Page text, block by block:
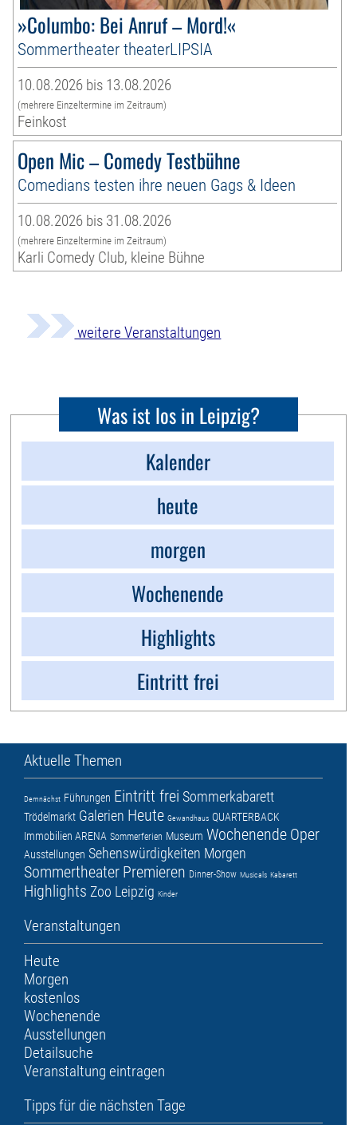
»Columbo: Bei Anruf – Mord!«
Sommertheater theaterLIPSIA
10.08.2026 bis 13.08.2026
(mehrere Einzeltermine im Zeitraum)
Feinkost
Open Mic – Comedy Testbühne
Comedians testen ihre neuen Gags & Ideen
10.08.2026 bis 31.08.2026
(mehrere Einzeltermine im Zeitraum)
Karli Comedy Club, kleine Bühne
weitere Veranstaltungen
Was ist los in Leipzig?
Kalender
heute
morgen
Wochenende
Highlights
Eintritt frei
Aktuelle Themen
Demnächst Führungen Eintritt frei Sommerkabarett
Trödelmarkt Galerien Heute Gewandhaus QUARTERBACK
Immobilien ARENA Sommerferien Museum Wochenende Oper
Ausstellungen Sehenswürdigkeiten Morgen
Sommertheater Premieren Dinner-Show Musicals Kabarett
Highlights Zoo Leipzig Kinder
Veranstaltungen
Heute
Morgen
kostenlos
Wochenende
Ausstellungen
Detailsuche
Veranstaltung eintragen
Tipps für die nächsten Tage